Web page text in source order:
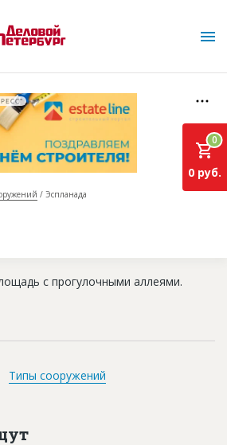
Эспланада
0
0 руб.
с прогулочными аллеями.
Типы сооружений